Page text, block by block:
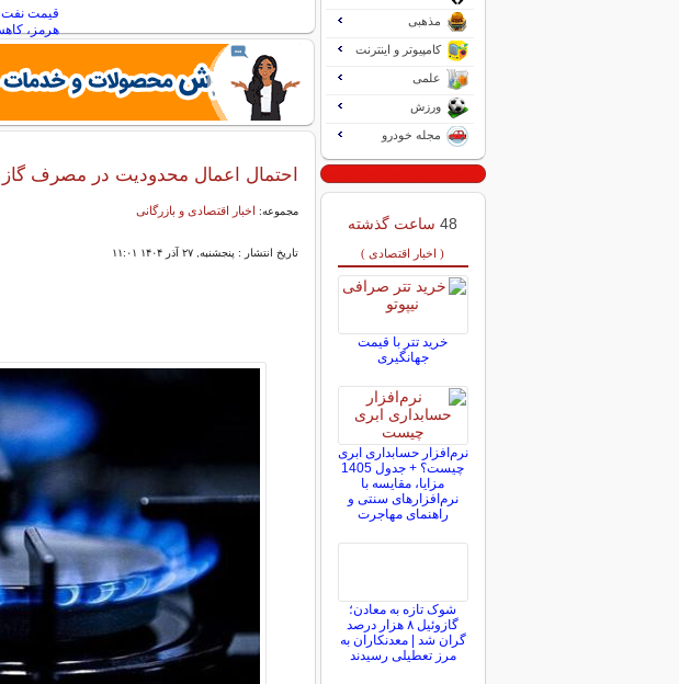
قیمت نفت
هرمز،
احتمال اعمال محدودیت در مصرف گاز
مجموعه: اخبار اقتصادی و بازرگانی
تاریخ انتشار : پنجشنبه, ۲۷ آذر ۱۴۰۴ ۱۱:۰۱
مذهبی
کامپیوتر و اینترنت
علمی
ورزش
مجله خودرو
48 ساعت گذشته
( اخبار اقتصادی )
خرید تتر با قیمت
جهانگیری
نرم‌افزار حسابداری ابری
چیست؟ + جدول 1405
مزایا، مقایسه با
نرم‌افزارهای سنتی و
راهنمای مهاجرت
شوک تازه به معادن؛
گازوئیل ۸ هزار درصد
گران شد | معدنکاران به
مرز تعطیلی رسیدند